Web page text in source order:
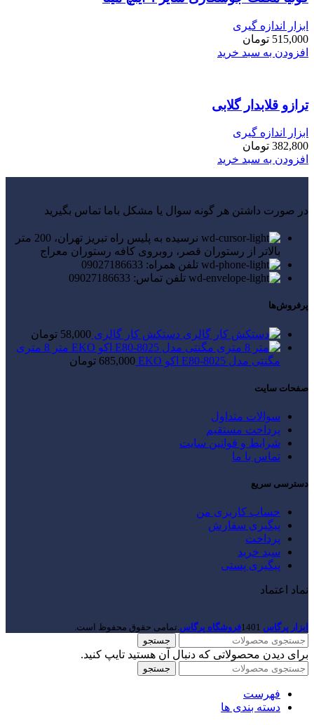
ابزار اندازه گیری
515,000 تومان
افزودن به سبد خرید
ترازو قلابدار گلابی
ابزار اندازه گیری
382,800 تومان
افزودن به سبد خرید
در صورت داشتن هر گونه سوال یا مشکل باما تماس بگیرید
نرسیده به پلیس راه تبریز تهران، 200 متر
بالاتر از رستوران قصر، روبروی کافه رستوران معراج
تلفن همراه: 09027186633
تلفن تماس: 09027186633
پرفروش‌ها
دستکش کار گالری 58,000 تومان
متر 8 متری
مگنتی مدل E80-8025 اکو EKO
685,000 تومان
صفحات سایت
سوالات متداول
پرداخت مستقیم
شرایط و قوانین سایت
تماس با ما
دسترسی سریع
حساب کاربری من
پیگیری سفارش
پرداخت
سبد خرید
پیگیری پستی
نماد اعتماد
ابزار پرگاس 1401فروشگاه پرگاس.تمامی حقوق محفوظ است.
جستجو
برای دیدن محصولاتی که دنبال آن هستید تایپ کنید.
جستجو
فهرست
دسته بندی ها